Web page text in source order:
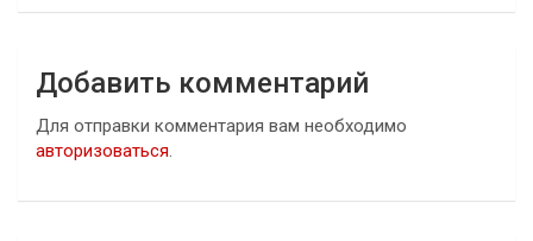
Добавить комментарий
Для отправки комментария вам необходимо
авторизоваться.